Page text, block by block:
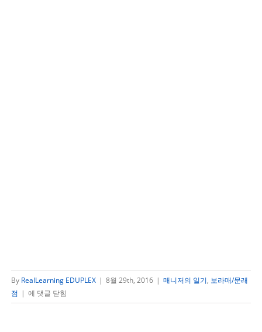
By RealLearning EDUPLEX | 8월 29th, 2016 | 매니저의 일기, 보라매/문래
점 | 진
심
에 댓글 닫힘